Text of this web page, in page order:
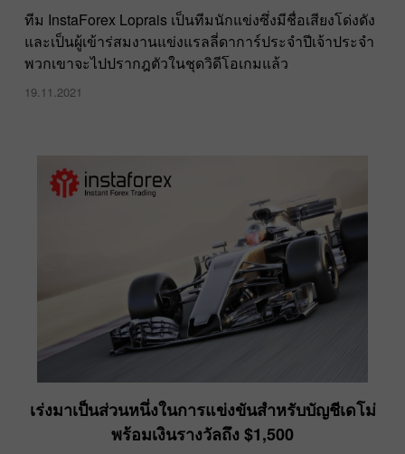
ทีม InstaForex Loprais เป็นทีมนักแข่งซึ่งมีชื่อเสียงโด่งดัง
และเป็นผู้เข้าร่สมงานแข่งแรลลี่ดาการ์ประจำปีเจ้าประจำ
พวกเขาจะไปปรากฎตัวในชุดวิดีโอเกมแล้ว
19.11.2021
เร่งมาเป็นส่วนหนึ่งในการแข่งขันสำหรับบัญชีเดโม่
พร้อมเงินรางวัลถึง $1,500